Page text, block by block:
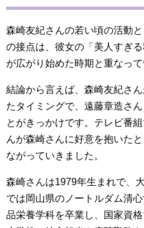
森崎友紀さんの若い頃の活動
の接点は、彼女の「美人すぎ
が広がり始めた時期と重なって
結論から言えば、森崎友紀さ
たタイミングで、遠藤章造さ
とがきっかけです。テレビ番
んが森崎さんに好意を抱いた
ながっていきました。
森崎さんは1979年生まれで、
では岡山県のノートルダム清
品栄養学科を卒業し、国家資